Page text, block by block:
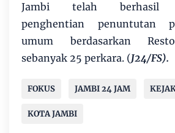
Jambi telah berhasil
penghentian penuntutan
umum berdasarkan
sebanyak 25 perkara. (J24/FS).
FOKUS JAMBI 24 JAM
KOTA JAMBI